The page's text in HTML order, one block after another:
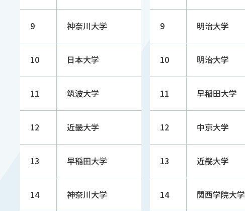
9 神奈川大学
10 日本大学
11 筑波大学
12 近畿大学
13 早稲田大学
14 神奈川大学
9 明治大学
10 明治大学
11 早稲田大学
12 中京大学
13 近畿大学
14 関西学院大学